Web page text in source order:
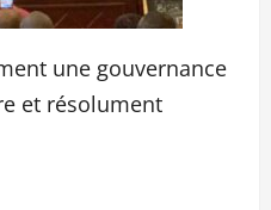
une gouvernance
et résolument